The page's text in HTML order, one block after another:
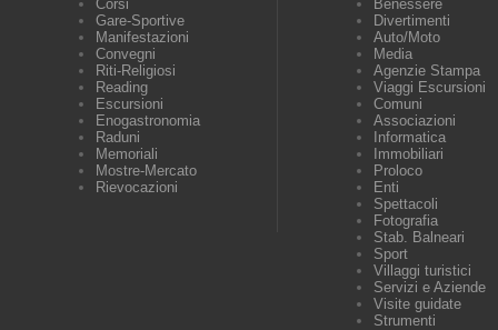
Corsi
Gare-Sportive
Manifestazioni
Convegni
Riti-Religiosi
Reading
Escursioni
Enogastronomia
Raduni
Memoriali
Mostre-Mercato
Rievocazioni
Benessere
Divertimenti
Auto/Moto
Media
Agenzie Stampa
Viaggi Escursioni
Comuni
Associazioni
Informatica
Immobiliari
Proloco
Enti
Spettacoli
Fotografia
Stab. Balneari
Sport
Villaggi turistici
Servizi e Aziende
Visite guidate
Strumenti